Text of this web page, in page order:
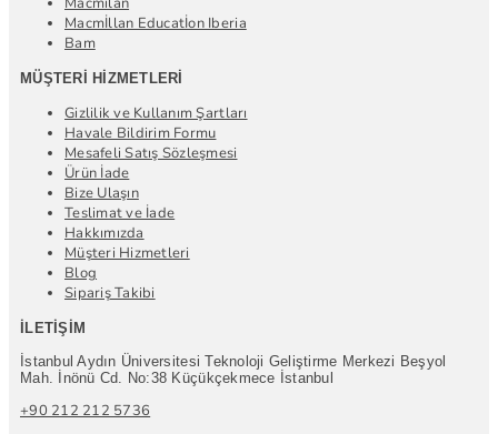
Macmİllan Educatİon Iberia
Bam
MÜŞTERI HIZMETLERI
Gizlilik ve Kullanım Şartları
Havale Bildirim Formu
Mesafeli Satış Sözleşmesi
Ürün İade
Bize Ulaşın
Teslimat ve İade
Hakkımızda
Müşteri Hizmetleri
Blog
Sipariş Takibi
İLETIŞIM
İstanbul Aydın Üniversitesi Teknoloji Geliştirme Merkezi Beşyol
Mah. İnönü Cd. No:38 Küçükçekmece İstanbul
+90 212 212 5736